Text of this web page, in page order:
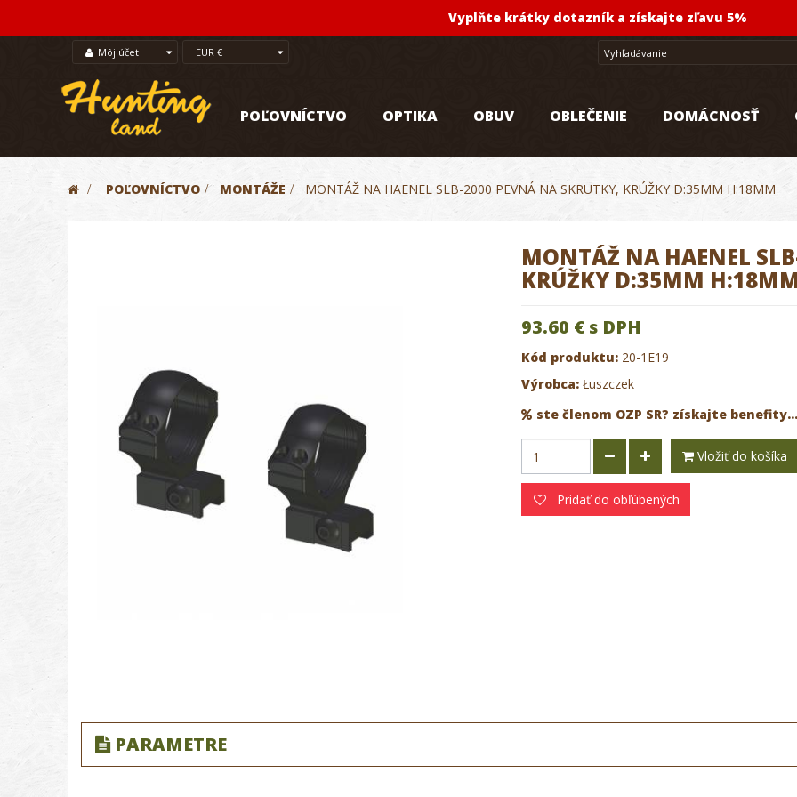
Vyplňte krátky dotazník a získajte zľavu 5%
Môj účet EUR €
POĽOVNÍCTVO OPTIKA OBUV OBLEČENIE DOMÁCNOSŤ
> POĽOVNÍCTVO > MONTÁŽE > MONTÁŽ NA HAENEL SLB-2000 PEVNÁ NA SKRUTKY, KRÚŽKY D:35MM H:18MM
MONTÁŽ NA HAENEL
KRÚŽKY D:35MM
93.60 €s DPH
Kód produktu: 20-1E19
Výrobca: Łuszczek
ste členom OZP SR? získajte benefity...
Vložiť do košíka
Pridať do obľúbených
PARAMETRE